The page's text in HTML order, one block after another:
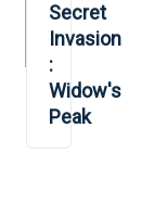
Secret
Invasion
:
Widow's
Peak